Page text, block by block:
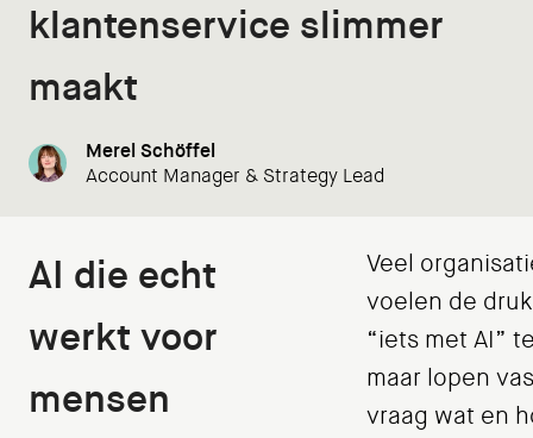
klantenservice slimmer
maakt
Merel Schöffel
Account Manager & Strategy Lead
AI die echt
werkt voor
mensen
Veel
voelen de
“iets met AI”
maar lopen
vraag wat en